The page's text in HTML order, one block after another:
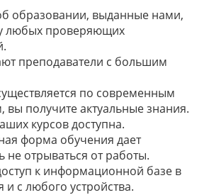
образовании, выданные нами,
любых проверяющих
преподаватели с большим
по современным
получите актуальные знания.
курсов доступна.
форма обучения дает
не отрываться от работы.
к информационной базе в
с любого устройства.